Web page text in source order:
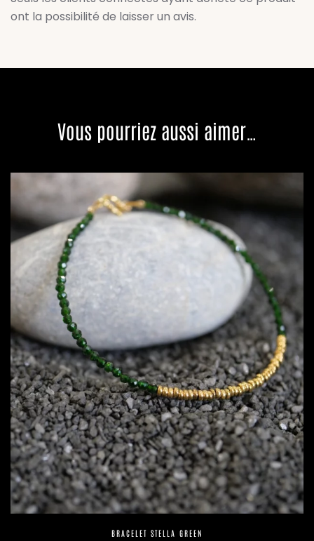
ont la possibilité de laisser un avis.
Vous pourriez aussi aimer…
BRACELET STELLA GREEN